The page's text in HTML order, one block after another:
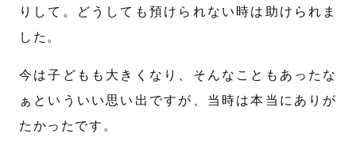
りして。どうしても預けられない時は助けられま
した。
今は子どもも大きくなり、そんなこともあったな
ぁといういい思い出ですが、当時は本当にありが
たかったです。